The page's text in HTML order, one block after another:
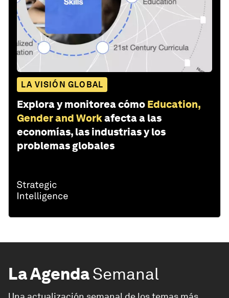
LA VISIÓN GLOBAL
Explora y monitorea cómo Education,
Gender and Workafecta a las
economías, las industrias y los
problemas globales
La AgendaSemanal